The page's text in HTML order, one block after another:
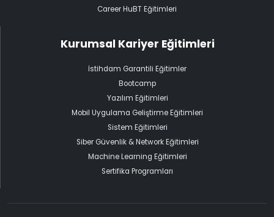
Career HuBT Eğitimleri
Kurumsal Kariyer Eğitimleri
İstihdam Garantili Eğitimler
Bootcamp
Yazılım Eğitimleri
Mobil Uygulama Geliştirme Eğitimleri
Sistem Eğitimleri
Siber Güvenlik & Network Eğitimleri
Machine Learning Eğitimleri
Sertifika Programları